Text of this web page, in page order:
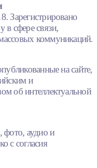
в сфере связи,
коммуникаций.
на сайте,
и
об интеллектуальной
фото, аудио и
с согласия